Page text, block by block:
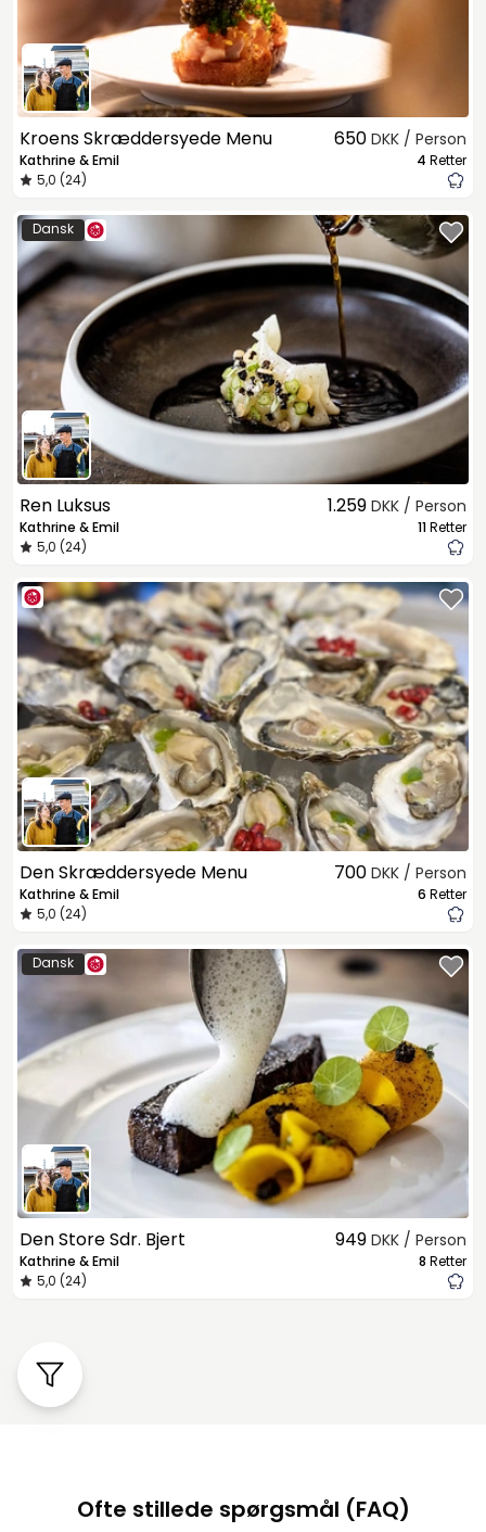
Kroens Skræddersyede Menu
Kathrine & Emil
5,0 (24)
650 DKK / Person
4 Retter
Dansk
Ren Luksus
Kathrine & Emil
5,0 (24)
1.259 DKK / Person
11Retter
Den Skræddersyede Menu
Kathrine & Emil
5,0 (24)
700 DKK / Person
6 Retter
Dansk
Den Store Sdr. Bjert
Kathrine & Emil
5,0 (24)
949 DKK / Person
8 Retter
Ofte stillede spørgsmål (FAQ)